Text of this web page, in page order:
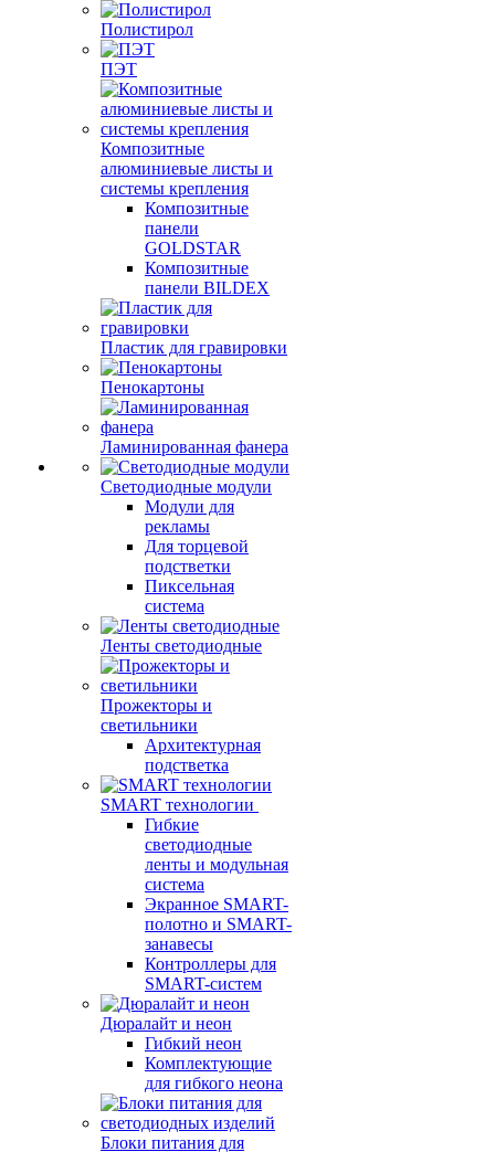
Полистирол
ПЭТ
Композитные
алюминиевые листы и
системы крепления
Композитные
панели
GOLDSTAR
Композитные
панели BILDEX
Пластик для гравировки
Пенокартоны
Ламинированная фанера
Светодиодные модули
Модули для
рекламы
Для торцевой
подстветки
Пиксельная
система
Ленты светодиодные
Прожекторы и
светильники
Архитектурная
подстветка
SMART технологии
Гибкие
светодиодные
ленты и модульная
система
Экранное SMART-
полотно и SMART-
занавесы
Контроллеры для
SMART-систем
Дюралайт и неон
Гибкий неон
Комплектующие
для гибкого неона
Блоки питания для